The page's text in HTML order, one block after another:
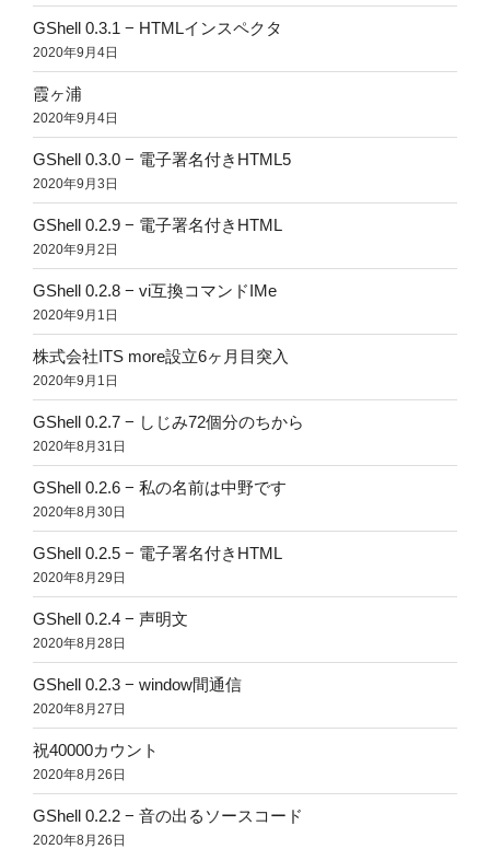
GShell 0.3.1 − HTMLインスペクタ
2020年9月4日
霞ヶ浦
2020年9月4日
GShell 0.3.0 − 電子署名付きHTML5
2020年9月3日
GShell 0.2.9 − 電子署名付きHTML
2020年9月2日
GShell 0.2.8 − vi互換コマンドIMe
2020年9月1日
株式会社ITS more設立6ヶ月目突入
2020年9月1日
GShell 0.2.7 − しじみ72個分のちから
2020年8月31日
GShell 0.2.6 − 私の名前は中野です
2020年8月30日
GShell 0.2.5 − 電子署名付きHTML
2020年8月29日
GShell 0.2.4 − 声明文
2020年8月28日
GShell 0.2.3 − window間通信
2020年8月27日
祝40000カウント
2020年8月26日
GShell 0.2.2 − 音の出るソースコード
2020年8月26日